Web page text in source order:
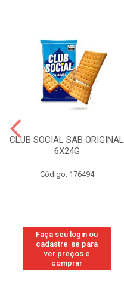
CLUB SOCIAL SAB ORIGINAL
6X24G
Código: 176494
Faça seu login ou
cadastre-se para
ver preços e
comprar